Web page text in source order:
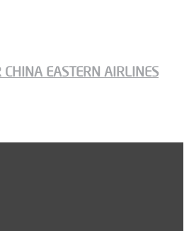
EASTERN AIRLINES